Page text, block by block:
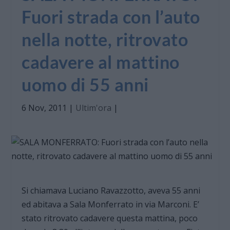
Fuori strada con l’auto
nella notte, ritrovato
cadavere al mattino
uomo di 55 anni
6 Nov, 2011 | Ultim'ora |
Si chiamava Luciano Ravazzotto, aveva 55 anni
ed abitava a Sala Monferrato in via Marconi. E’
stato ritrovato cadavere questa mattina, poco